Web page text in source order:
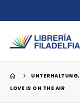
UNTERHALTUNG,
LOVE IS ON THE AIR